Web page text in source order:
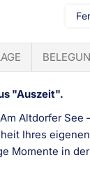
"Auszeit".
Altdorfer
Ihres
Momente in